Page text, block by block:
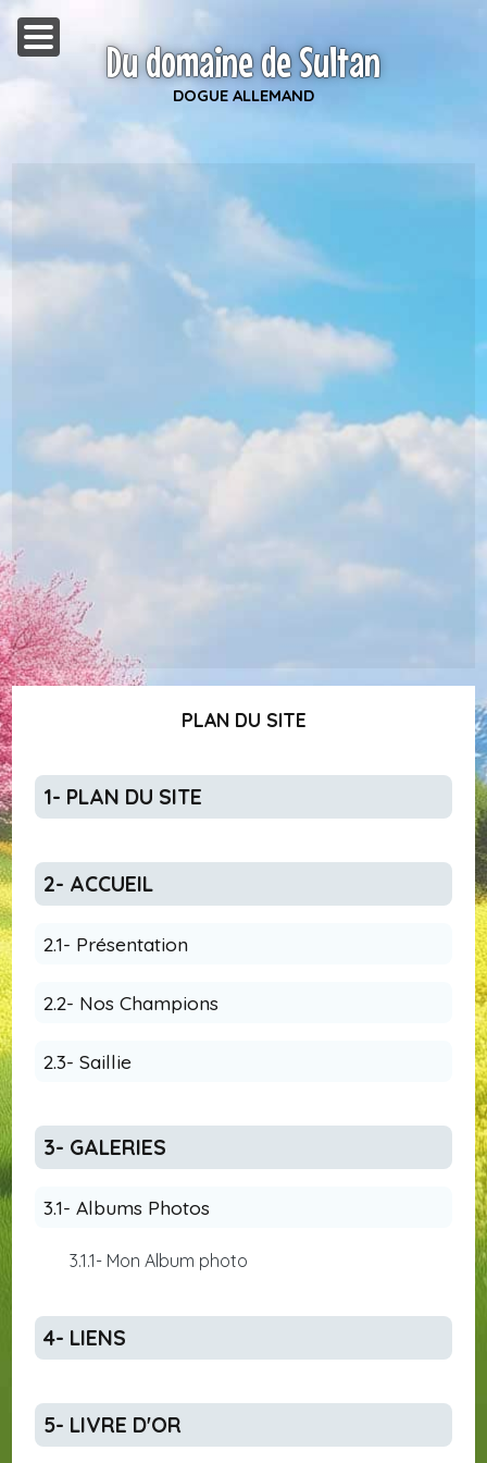
Du domaine de Sultan
DOGUE ALLEMAND
PLAN DU SITE
1- PLAN DU SITE
2- ACCUEIL
2.1- Présentation
2.2- Nos Champions
2.3- Saillie
3- GALERIES
3.1- Albums Photos
3.1.1- Mon Album photo
4- LIENS
5- LIVRE D'OR